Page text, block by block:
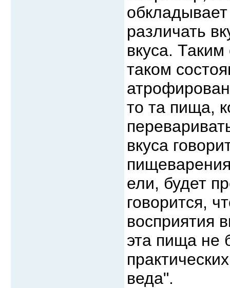
различать
вкуса.
таком
то та пища,
вкуса
ели, будет
говорится,
восприятия
эта пища не
веда".